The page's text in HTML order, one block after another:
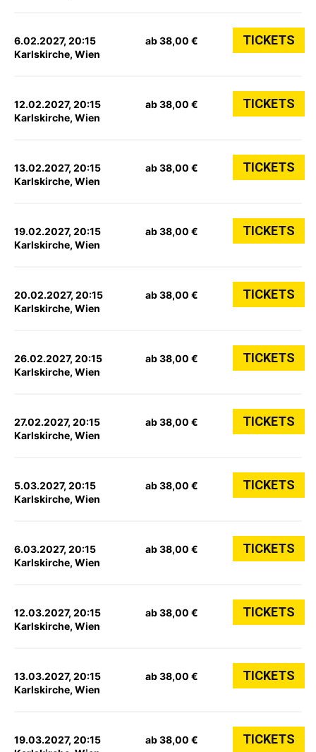
6.02.2027, 20:15
Karlskirche, Wien
ab 38,00 € TICKETS
12.02.2027, 20:15
Karlskirche, Wien
ab 38,00 € TICKETS
13.02.2027, 20:15
Karlskirche, Wien
ab 38,00 € TICKETS
19.02.2027, 20:15
Karlskirche, Wien
ab 38,00 € TICKETS
20.02.2027, 20:15
Karlskirche, Wien
ab 38,00 € TICKETS
26.02.2027, 20:15
Karlskirche, Wien
ab 38,00 € TICKETS
27.02.2027, 20:15
Karlskirche, Wien
ab 38,00 € TICKETS
5.03.2027, 20:15
Karlskirche, Wien
ab 38,00 € TICKETS
6.03.2027, 20:15
Karlskirche, Wien
ab 38,00 € TICKETS
12.03.2027, 20:15
Karlskirche, Wien
ab 38,00 € TICKETS
13.03.2027, 20:15
Karlskirche, Wien
ab 38,00 € TICKETS
19.03.2027, 20:15
ab 38,00 € TICKETS